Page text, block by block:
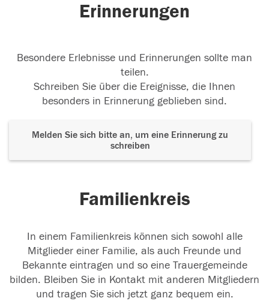
Erinnerungen
Besondere Erlebnisse und Erinnerungen sollte man
teilen.
Schreiben Sie über die Ereignisse, die Ihnen
besonders in Erinnerung geblieben sind.
Melden Sie sich bitte an, um eine Erinnerung zu
schreiben
Familienkreis
In einem Familienkreis können sich sowohl alle
Mitglieder einer Familie, als auch Freunde und
Bekannte eintragen und so eine Trauergemeinde
bilden. Bleiben Sie in Kontakt mit anderen Mitgliedern
und tragen Sie sich jetzt ganz bequem ein.